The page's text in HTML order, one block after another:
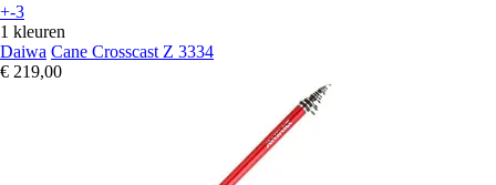
+-3
1 kleuren
Daiwa Cane Crosscast Z 3334
€ 219,00